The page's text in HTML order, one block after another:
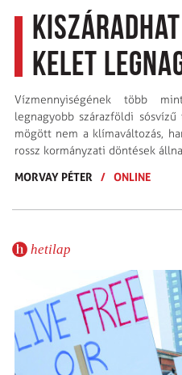
Kelet
Vízmennyiségének több
legnagyobb szárazföldi
mögött nem a klímaváltozás,
rossz kormányzati döntések
MORVAY PÉTER
/ ONLINE
hetilap